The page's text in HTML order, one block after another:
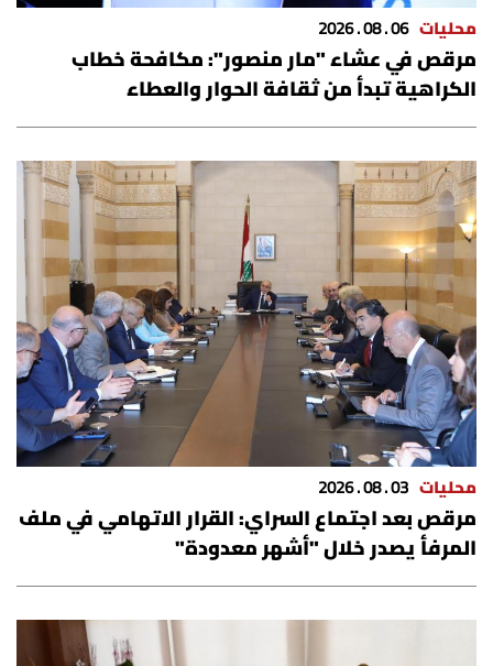
محليات 06 . 08 . 2026
مرقص في عشاء "مار منصور": مكافحة خطاب
الكراهية تبدأ من ثقافة الحوار والعطاء
محليات 03 . 08 . 2026
مرقص بعد اجتماع السراي: القرار الاتهامي في ملف
المرفأ يصدر خلال "أشهر معدودة"